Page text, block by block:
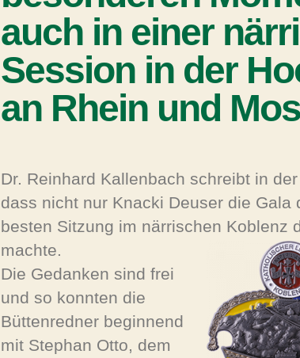
auch in einer
Session in der
an Rhein und
Dr. Reinhard Kallenbach schreibt in der
dass nicht nur Knacki Deuser die Gala
besten Sitzung im närrischen Koblenz
machte.
Die Gedanken sind frei
und so konnten die
Büttenredner beginnend
mit Stephan Otto, dem